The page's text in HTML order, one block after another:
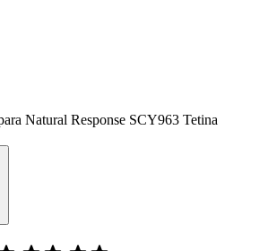
Natural Response SCY963 Tetina